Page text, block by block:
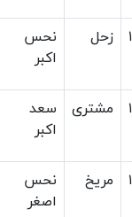
زحل
نحس
اکبر
مشتری
سعد
اکبر
مریخ
نحس
اصغر